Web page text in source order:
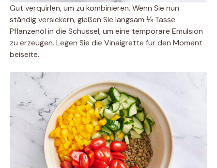
Gut verquirlen, um zu kombinieren. Wenn Sie nun
ständig versickern, gießen Sie langsam ⅛ Tasse
Pflanzenöl in die Schüssel, um eine temporäre Emulsion
zu erzeugen. Legen Sie die Vinaigrette für den Moment
beiseite.